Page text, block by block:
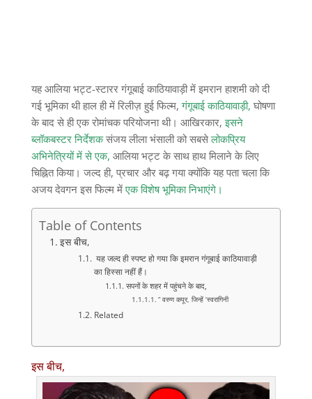
यह आलिया भट्ट-स्टारर गंगूबाई काठियावाड़ी में इमरान हाशमी को दी
गई भूमिका थी हाल ही में रिलीज़ हुई फिल्म,गंगूबाई काठियावाड़ी, घोषणा
के बाद से ही एक रोमांचक परियोजना थी। आखिरकार,इसने
ब्लॉकबस्टर निर्देशकसंजय लीला भंसाली को सबसेलोकप्रिय
अभिनेत्रियों में से एक, आलिया भट्ट के साथ हाथ मिलाने के लिए
चिह्नित किया। जल्द ही, प्रचार और बढ़ गया क्योंकि यह पता चला कि
अजय देवगन इस फिल्म मेंएक विशेष भूमिका निभाएंगे।
Table of Contents
इस बीच,
यह जल्द ही स्पष्ट हो गया कि इमरान गंगूबाई काठियावाड़ी
का हिस्सा नहीं हैं।
सपनों के शहर में पहुंचने के बाद,
” वरुण कपूर, जिन्हें ‘स्वरागिनी
Related
इस बीच,